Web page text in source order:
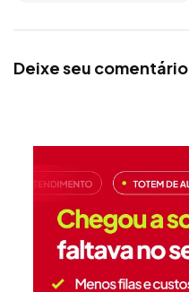
Deixe seu comentário